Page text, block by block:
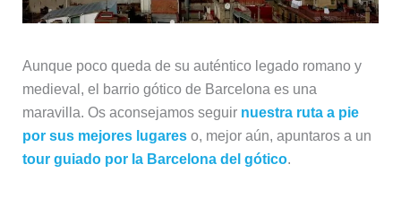
Aunque poco queda de su auténtico legado romano y
medieval, el barrio gótico de Barcelona es una
maravilla. Os aconsejamos seguir nuestra ruta a pie
por sus mejores lugareso, mejor aún, apuntaros a un
tour guiado por la Barcelona del gótico.